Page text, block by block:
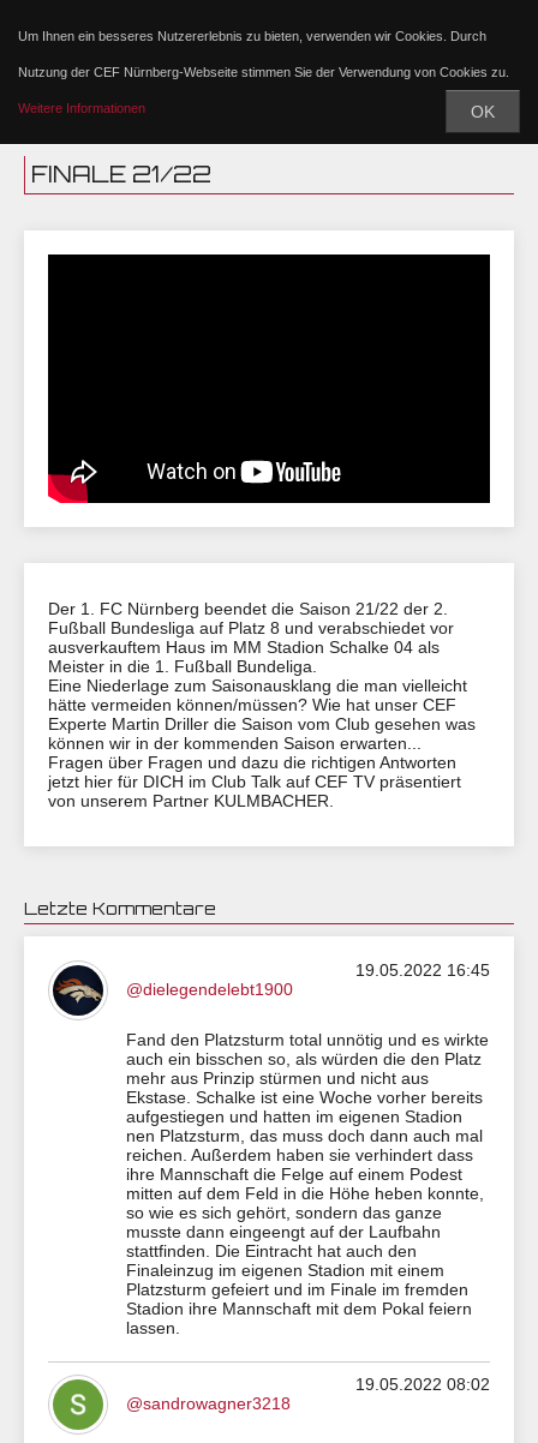
Um Ihnen ein besseres Nutzererlebnis zu bieten, verwenden wir Cookies. Durch
Nutzung der CEF Nürnberg-Webseite stimmen Sie der Verwendung von Cookies zu.
Weitere Informationen OK
FINALE 21/22
Der 1. FC Nürnberg beendet die Saison 21/22 der 2.
Fußball Bundesliga auf Platz 8 und verabschiedet vor
ausverkauftem Haus im MM Stadion Schalke 04 als
Meister in die 1. Fußball Bundeliga.
Eine Niederlage zum Saisonausklang die man vielleicht
hätte vermeiden können/müssen? Wie hat unser CEF
Experte Martin Driller die Saison vom Club gesehen was
können wir in der kommenden Saison erwarten...
Fragen über Fragen und dazu die richtigen Antworten
jetzt hier für DICH im Club Talk auf CEF TV präsentiert
von unserem Partner KULMBACHER.
Letzte Kommentare
19.05.2022 16:45
@dielegendelebt1900
Fand den Platzsturm total unnötig und es wirkte
auch ein bisschen so, als würden die den Platz
mehr aus Prinzip stürmen und nicht aus
Ekstase. Schalke ist eine Woche vorher bereits
aufgestiegen und hatten im eigenen Stadion
nen Platzsturm, das muss doch dann auch mal
reichen. Außerdem haben sie verhindert dass
ihre Mannschaft die Felge auf einem Podest
mitten auf dem Feld in die Höhe heben konnte,
so wie es sich gehört, sondern das ganze
musste dann eingeengt auf der Laufbahn
stattfinden. Die Eintracht hat auch den
Finaleinzug im eigenen Stadion mit einem
Platzsturm gefeiert und im Finale im fremden
Stadion ihre Mannschaft mit dem Pokal feiern
lassen.
19.05.2022 08:02
@sandrowagner3218